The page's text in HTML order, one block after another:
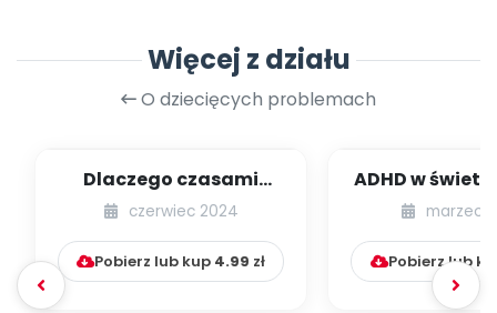
Więcej z działu
O dziecięcych problemach
Dlaczego czasami
boimy się nowych
czerwiec 2024
Pobierz lub kup 4.99 zł
ADHD w
badań –
marzec
Pobierz lub